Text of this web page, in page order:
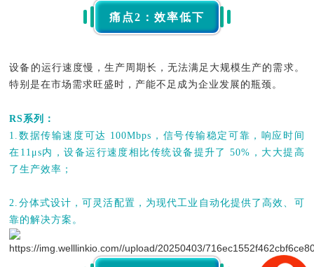
痛点2：效率低下
设备的运行速度慢，生产周期长，无法满足大规模生产的需求。
特别是在市场需求旺盛时，产能不足成为企业发展的瓶颈。
RS系列：
1.数据传输速度可达 100Mbps，信号传输稳定可靠，响应时间
在11μs内，设备运行速度相比传统设备提升了 50%，大大提高
了生产效率；
2.分体式设计，可灵活配置，为现代工业自动化提供了高效、可
靠的解决方案。